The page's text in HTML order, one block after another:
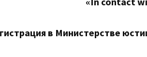
в Министерстве